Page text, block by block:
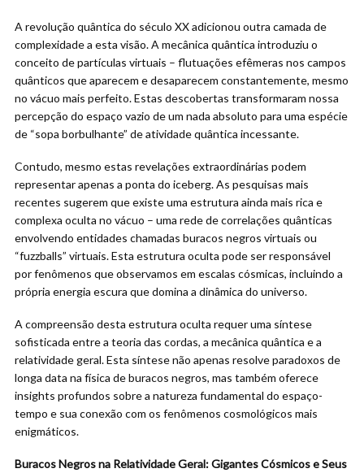
A revolução quântica do século XX adicionou outra camada de
complexidade a esta visão. A mecânica quântica introduziu o
conceito de partículas virtuais – flutuações efêmeras nos campos
quânticos que aparecem e desaparecem constantemente, mesmo
no vácuo mais perfeito. Estas descobertas transformaram nossa
percepção do espaço vazio de um nada absoluto para uma espécie
de “sopa borbulhante” de atividade quântica incessante.
Contudo, mesmo estas revelações extraordinárias podem
representar apenas a ponta do iceberg. As pesquisas mais
recentes sugerem que existe uma estrutura ainda mais rica e
complexa oculta no vácuo – uma rede de correlações quânticas
envolvendo entidades chamadas buracos negros virtuais ou
“fuzzballs” virtuais. Esta estrutura oculta pode ser responsável
por fenômenos que observamos em escalas cósmicas, incluindo a
própria energia escura que domina a dinâmica do universo.
A compreensão desta estrutura oculta requer uma síntese
sofisticada entre a teoria das cordas, a mecânica quântica e a
relatividade geral. Esta síntese não apenas resolve paradoxos de
longa data na física de buracos negros, mas também oferece
insights profundos sobre a natureza fundamental do espaço-
tempo e sua conexão com os fenômenos cosmológicos mais
enigmáticos.
Buracos Negros na Relatividade Geral: Gigantes Cósmicos e Seus